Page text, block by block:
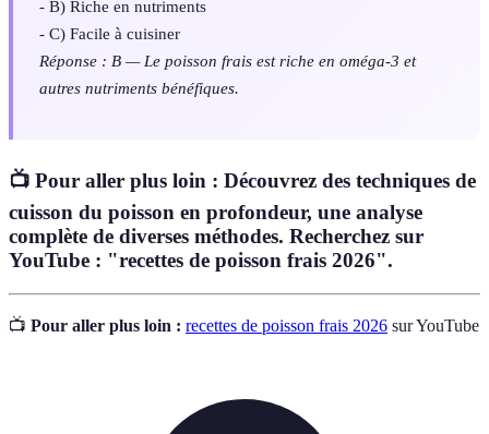
- B) Riche en nutriments
- C) Facile à cuisiner
Réponse : B — Le poisson frais est riche en oméga-3 et
autres nutriments bénéfiques.
📺 Pour aller plus loin : Découvrez des techniques de
cuisson du poisson en profondeur, une analyse
complète de diverses méthodes. Recherchez sur
YouTube : "recettes de poisson frais 2026".
📺 Pour aller plus loin : recettes de poisson frais 2026 sur YouTube